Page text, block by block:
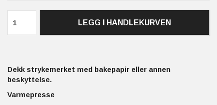
LEGG I HANDLEKURVEN
Dekk strykemerket med bakepapir eller annen
beskyttelse.
Varmepresse